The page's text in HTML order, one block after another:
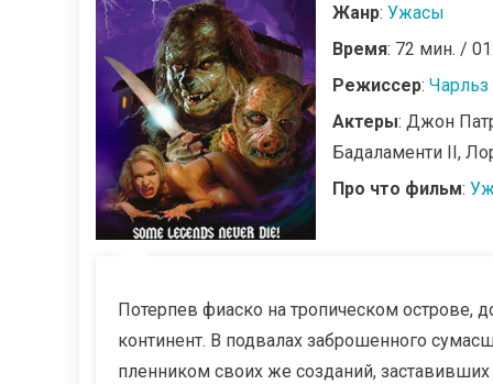
Жанр: Ужасы
Время: 72 мин. /
Режиссер:
Актеры: Джон
Бадаламенти II,
Про что фильм:
Потерпев фиаско на тропическом острове,
континент. В подвалах заброшенного
пленником своих же созданий,